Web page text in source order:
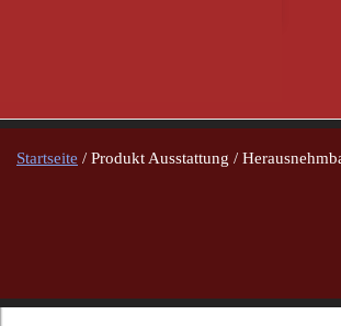
Startseite / Produkt Ausstattung /